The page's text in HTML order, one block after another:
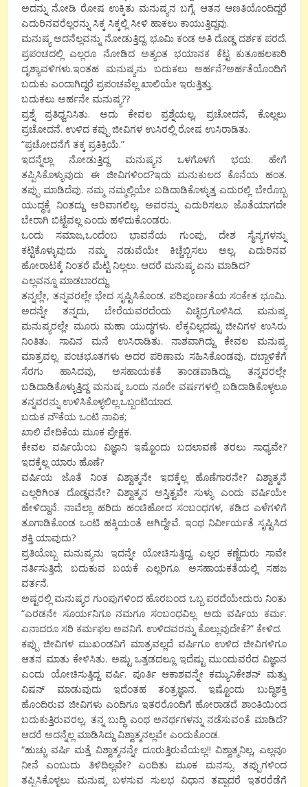
ಅದನ್ನು ನೋಡಿ ರೋಷ ಉಕ್ಕಿತು ಮನುಷ್ಯನ ಬಗ್ಗೆ. ಆತನ ಆಣತಿಯೊಂದಿದ್ದರೆ
ಎದುರಿನವರೆಲ್ಲರನ್ನು ಸಿಕ್ಕ ಸಿಕ್ಕಲ್ಲಿ ಸೀಳಿ ಹಾಕಲು ಕಾಯುತ್ತಿದ್ದವು.
ಮನುಷ್ಯ ಅದನೆಲ್ಲವನ್ನು ನೋಡುತ್ತಿದ್ದ. ಭೂಮಿ ಕಂಡ ಅತಿ ದೊಡ್ಡ ದರ್ಶಕ ಪರದೆ.
ಪ್ರಪಂಚದಲ್ಲಿ ಎಲ್ಲರೂ ನೋಡಿದ ಅತ್ಯಂತ ಭಯಾನಕ ಕೆಟ್ಟ ಕುತೂಹಲಕಾರಿ
ದೃಶ್ಯಾವಳಿಗಳು.ಇಂತಹ ಮನುಷ್ಯನು ಬದುಕಲು ಅರ್ಹನೆ?ಅರ್ಹತೆಯೊಂದಿಗೆ
ಬದುಕು ಎಂದಾಗಿದ್ದರೆ ಪ್ರಪಂಚವೆಲ್ಲ ಖಾಲಿಯೇ ಇರುತ್ತಿತ್ತು.
ಬದುಕಲು ಅರ್ಹನೇ ಮನುಷ್ಯ??
ಪ್ರಶ್ನೆ ಪ್ರತಿಧ್ವನಿಸಿತು. ಅದು ಕೇವಲ ಪ್ರಶ್ನೆಯಲ್ಲ, ಪ್ರಚೋದನೆ, ಕೊಲ್ಲಲು
ಪ್ರಚೋದನೆ. ಉಳಿದ ಕಪ್ಪು ಜೀವಿಗಳ ಉಸಿರಲ್ಲಿ ರೋಷ ಉಸಿರಾಡಿತು.
“ಪ್ರಚೋದನೆಗೆ ತಕ್ಕ ಪ್ರತಿಕ್ರಿಯೆ.”
ಇದನ್ನೆಲ್ಲಾ ನೋಡುತ್ತಿದ್ದ ಮನುಷ್ಯನ ಒಳಗೊಳಗೆ ಭಯ. ಹೇಗೆ
ತಪ್ಪಿಸಿಕೊಳ್ಳುವುದು ಈ ಜೀವಿಗಳಿಂದ?ಇದು ಮನುಕುಲದ ಕೊನೆಯ ಹಂತ.
ತಪ್ಪು ಮಾಡಿದೆವು. ನಮ್ಮ ನಮ್ಮಲ್ಲಿಯೇ ಬಡಿದಾಡಿಕೊಳ್ಳುತ್ತ ಎದುರಲ್ಲಿ ಬೇರೊಬ್ಬ
ಯುದ್ಧಕ್ಕೆ ನಿಂತದ್ದು ಅರಿವಾಗಲಿಲ್ಲ, ಅವರನ್ನು ಎದುರಿಸಲೂ ಜೊತೆಯಾಗದೇ
ಬೇರಾಗಿ ಬಿಟ್ಟೆವಲ್ಲ ಎಂದು ಹಳಿದುಕೊಂಡರು.
ಒಂದು ಸಮಾಜ,ಒಂದೆಂಬ ಭಾವನೆಯ ಗುಂಪು, ದೇಶ ಸೈನ್ಯಗಳನ್ನು
ಕಟ್ಟಿಕೊಳ್ಳುವುದು ನಮ್ಮ ನಡುವೆಯೇ ಕಿಚ್ಚೆಬ್ಬಿಸಲು ಅಲ್ಲ, ಎದುರಿನವ
ಹೋರಾಟಕ್ಕೆ ನಿಂತರೆ ಮೆಟ್ಟಿ ನಿಲ್ಲಲು. ಆದರೆ ಮನುಷ್ಯ ಏನು ಮಾಡಿದ?
ಎಲ್ಲವನ್ನೂ ಮಾಡಬಾರದ್ದು.
ತನ್ನಲ್ಲೇ, ತನ್ನವರಲ್ಲೇ ಭೇದ ಸೃಷ್ಟಿಸಿಕೊಂಡ. ಪರಿಪೂರ್ಣತೆಯ ಸಂಕೇತ ಭೂಮಿ.
ಅದನ್ನೇ ತನ್ನದು, ಬೇರೆಯವರದೆಂದು ವಿಚ್ಛಿದ್ರಗೊಳಿಸಿದ. ಮನುಷ್ಯ
ಮನುಷ್ಯರಲ್ಲೇ ಮೂರು ಮಹಾ ಯುದ್ಧಗಳು. ಲೆಕ್ಕವಿಲ್ಲದಷ್ಟು ಜೀವಿಗಳ ಉಸಿರು
ನಿಂತಿತು. ಸಾವಿನ ಮನೆ ಉಸಿರಾಡಿತು. ನಾಶವಾಗಿದ್ದು ಕೇವಲ ಮನುಷ್ಯ
ಮಾತ್ರವಲ್ಲ. ಪಂಚಭೂತಗಳು ಅದರ ಪರಿಣಾಮ ಸಹಿಸಿಕೊಂಡವು. ದಬ್ಬಾಳಿಕೆಗೆ
ಸೆರಗು ಹಾಸಿದವು, ಅಸಹಾಯಕತೆ ತಾಂಡವಾಡಿದ್ದು. ತನ್ನವರಲ್ಲೇ
ಬಡಿದಾಡಿಕೊಳ್ಳುತ್ತಿದ್ದ ಮನುಷ್ಯ ಒಂದು ನೂರೇ ವರ್ಷಗಳಲ್ಲಿ ಬಡಿದಾಡಿಕೊಳ್ಳಲೂ
ತನ್ನವರನ್ನು ಉಳಿಸಿಕೊಳ್ಳಲಿಲ್ಲ.ಒಬ್ಬಂಟಿಯಾದ.
ಬದುಕ ನೌಕೆಯ ಒಂಟಿ ನಾವಿಕ;
ಖಾಲಿ ವೇದಿಕೆಯ ಮೂಕ ಪ್ರೇಕ್ಷಕ.
ಕೇವಲ ವರ್ಷಿಯೆಂಬ ವಿಜ್ಞಾನಿ ಇಷ್ಟೊಂದು ಬದಲಾವಣೆ ತರಲು ಸಾಧ್ಯವೇ?
ಇದಕ್ಕೆಲ್ಲ ಯಾರು ಹೊಣೆ?
ವರ್ಷಿಯ ಜೊತೆ ನಿಂತ ವಿಶ್ವಾತ್ಮನೇ ಇದಕ್ಕೆಲ್ಲ ಹೊಣೆಗಾರನೇ? ವಿಶ್ವಾತ್ಮನೆ
ಎಲ್ಲರಿಗಿಂತ ದೊಡ್ಡವನೇ? ವಿಶ್ವಾತ್ಮನ ಅಸ್ತಿತ್ವವೇ ಸುಳ್ಳು ಎಂದು ವರ್ಷಿಯೇ
ಹೇಳಿದ್ದಾನೆ. ನಾವೆಲ್ಲಾ ಹರಿದು ಹಂಚಿಹೋದ ಸಂಬಂಧಗಳ, ಕಡಿದ ಎಳೆಗಳಿಗೆ
ತೂಗಾಡಿಕೊಂಡ ಒಂಟಿ ಹಕ್ಕಿಯಂತೆ ಆಗಿದ್ದೇವೆ. ಇಂಥ ನಿರ್ವೀರ್ಯತೆ ಸೃಷ್ಟಿಸಿದ
ಶಕ್ತಿ ಯಾವುದು?
ಪ್ರತಿಯೊಬ್ಬ ಮನುಷ್ಯನು ಇದನ್ನೇ ಯೋಚಿಸುತ್ತಿದ್ದ. ಎಲ್ಲರ ಕಣ್ಣೆದುರು ಸಾವೇ
ನರ್ತಿಸುತ್ತಿದೆ; ಬದುಕುವ ಬಯಕೆ ಎಲ್ಲರಿಗೂ. ಅಸಹಾಯಕತೆಯಲ್ಲಿ ಸಹಜ
ವರ್ತನೆ.
ಅಷ್ಟರಲ್ಲಿ ಮನುಷ್ಯರ ಗುಂಪುಗಳಿಂದ ಹೊರಬಂದ ಒಬ್ಬ ಪರದೆಯೇದುರು ನಿಂತು
“ಎರಡನೇ ಸೂರ್ಯನಿಗೂ ನಮಗೂ ಸಂಬಂಧವಿಲ್ಲ. ಅದು ವರ್ಷಿಯ ಕರ್ಮ.
ಏನಾದರೂ ಸರಿ ಕರ್ಮಫಲ ಅವನಿಗೆ. ಉಳಿದವರನ್ನು ಕೊಲ್ಲುವುದೇಕೆ?” ಕೇಳಿದ.
ಕಪ್ಪು ಜೀವಿಗಳ ಮುಖಂಡನಿಗೆ ಮಾತ್ರವಲ್ಲದೆ ವರ್ಷಿಗೂ ಉಳಿದ ಜೀವಿಗಳಿಗೂ
ಆತನ ಮಾತು ಕೇಳಿಸಿತು. ಅಷ್ಟು ಒತ್ತಡದಲ್ಲೂ ಇದೆಷ್ಟು ಮುಂದುವರೆದ ವಿಜ್ಞಾನ
ಎಂದು ಯೋಚಿಸುತ್ತಿದ್ದ ವರ್ಷಿ. ಪೂರ್ತಿ ಆಕಾಶವನ್ನೇ ಕಮ್ಯುನಿಕೇಶನ್ ಮತ್ತು
ವಿಷನ್ ಮಾಡುವುದು ಇದೆಂತಹ ತಂತ್ರಜ್ಞಾನ. ಇಷ್ಟೊಂದು ಬುದ್ಧಿಶಕ್ತಿ
ಹೊಂದಿರುವ ಜೀವಿಗಳು ಎಂದಿಗೂ ಇತರರೊಂದಿಗೆ ಹೋರಾಡದೆ ಶಾಂತಿಯಿಂದ
ಬದುಕುತ್ತಿರುವರಲ್ಲ, ತನ್ನ ಬುದ್ಧಿ ಎಂಥ ಅನರ್ಥಗಳನ್ನು ನಡೆಸುವಂತೆ ಮಾಡಿದೆ?
ಆದರೆ ಅದನ್ನೆಲ್ಲ ಮಾಡಿಸಿದ್ದು ವಿಶ್ವಾತ್ಮನಲ್ಲವೇ ಎಂದುಕೊಂಡ.
“ಹುಚ್ಚು ವರ್ಷಿ ಮತ್ತೆ ವಿಶ್ವಾತ್ಮನನ್ನೇ ದೂರುತ್ತಿರುವೆಯಲ್ಲ!! ವಿಶ್ವಾತ್ಮನಿಲ್ಲ, ಎಲ್ಲವೂ
ನೀನೆ ಎಂಬುದು ತಿಳಿದಿಲ್ಲವೇ? ಎಂದಿತು ಮೂಕ ಮನಸ್ಸು. ತಪ್ಪುಗಳಿಂದ
ತಪ್ಪಿಸಿಕೊಳ್ಳಲು ಮನುಷ್ಯ ಬಳಸುವ ಸುಲಭ ವಿಧಾನ ತಪ್ಪಾದರೆ ಇತರರೆಡೆಗೆ